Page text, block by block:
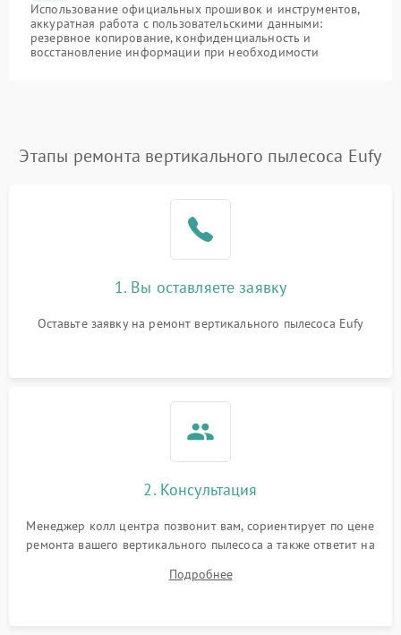
Использование официальных прошивок и инструментов,
аккуратная работа с пользовательскими данными:
резервное копирование, конфиденциальность и
восстановление информации при необходимости
Этапы ремонта вертикального пылесоса Eufy
1. Вы оставляете заявку
Оставьте заявку на ремонт вертикального пылесоса Eufy
2. Консультация
Менеджер колл центра позвонит вам, сориентирует по цене
ремонта вашего вертикального пылесоса а также ответит на
Подробнее